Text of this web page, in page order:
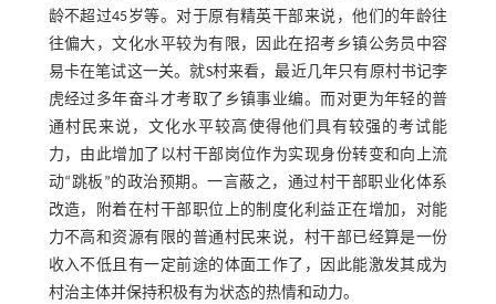
龄不超过45岁等。对于原有精英干部来说，他们的年龄往
往偏大，文化水平较为有限，因此在招考乡镇公务员中容
易卡在笔试这一关。就S村来看，最近几年只有原村书记李
虎经过多年奋斗才考取了乡镇事业编。而对更为年轻的普
通村民来说，文化水平较高使得他们具有较强的考试能
力，由此增加了以村干部岗位作为实现身份转变和向上流
动“跳板”的政治预期。一言蔽之，通过村干部职业化体系
改造，附着在村干部职位上的制度化利益正在增加，对能
力不高和资源有限的普通村民来说，村干部已经算是一份
收入不低且有一定前途的体面工作了，因此能激发其成为
村治主体并保持积极有为状态的热情和动力。